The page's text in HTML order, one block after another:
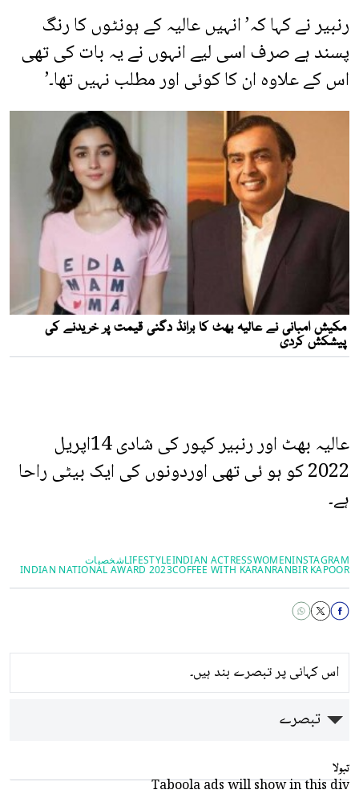
رنبیر نے کہا کہ’ انہیں عالیہ کے ہونٹوں کا رنگ
پسند ہے صرف اسی لیے انہوں نے یہ بات کی تھی
اس کے علاوہ ان کا کوئی اور مطلب نہیں تھا۔’
عالیہ بھٹ اور رنبیر کپور کی شادی 14اپریل
2022 کو ہو ئی تھی اوردونوں کی ایک بیٹی راحا
ہے۔
INSTAGRAM
WOMEN
INDIAN ACTRESS
LIFESTYLEشخصیات
RANBIR KAPOOR
COFFEE WITH KARAN
INDIAN NATIONAL AWARD 2023
اس کہانی پر تبصرے بند ہیں۔
تبصرے
تبولا
Taboola ads will show in this div